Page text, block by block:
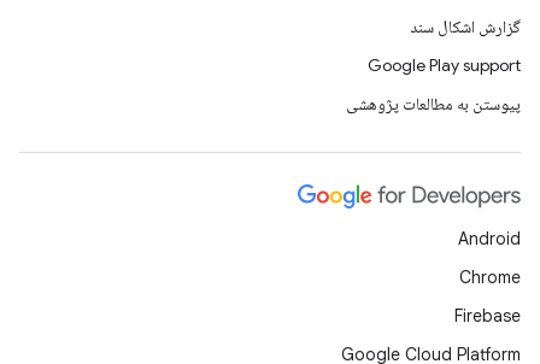
گزارش اشکال سند
Google Play support
پیوستن به مطالعات پژوهشی
Android
Chrome
Firebase
Google Cloud Platform